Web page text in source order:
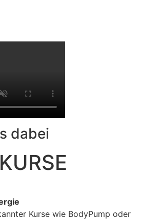
dabei
Kurse wie BodyPump oder